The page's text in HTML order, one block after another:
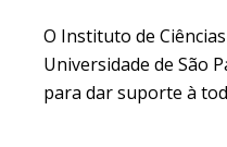
O Instituto de
Universidade de São
para dar suporte à